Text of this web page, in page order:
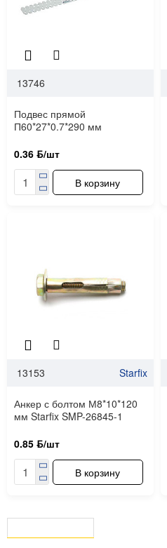
13746
Подвес прямой
П60*27*0.7*290 мм
0.36 ƃ/шт
В корзину
13153 Starfix
Анкер с болтом М8*10*120
мм Starfix SMP-26845-1
0.85 ƃ/шт
В корзину